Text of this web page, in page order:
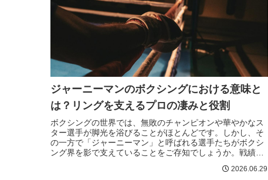
ジャーニーマンのボクシングにおける意味と
は？リングを支えるプロの凄みと役割
ボクシングの世界では、無敗のチャンピオンや華やかなス
ター選手が脚光を浴びることがほとんどです。しかし、そ
の一方で「ジャーニーマン」と呼ばれる選手たちがボクシ
ング界を影で支えていることをご存知でしょうか。戦績だ
2026.06.29